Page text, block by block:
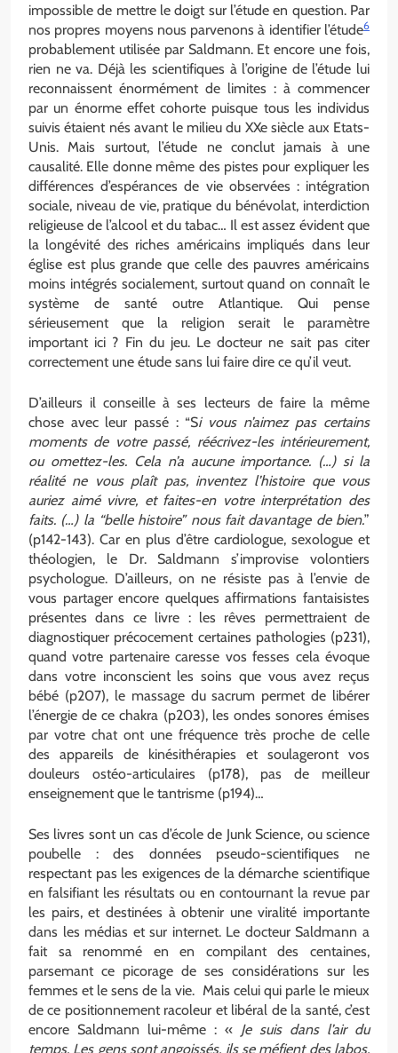
impossible de mettre le doigt sur l’étude en question. Par
nos propres moyens nous parvenons à identifier l’étude6
probablement utilisée par Saldmann. Et encore une fois,
rien ne va. Déjà les scientifiques à l’origine de l’étude lui
reconnaissent énormément de limites : à commencer
par un énorme effet cohorte puisque tous les individus
suivis étaient nés avant le milieu du XXe siècle aux Etats-
Unis. Mais surtout, l’étude ne conclut jamais à une
causalité. Elle donne même des pistes pour expliquer les
différences d’espérances de vie observées : intégration
sociale, niveau de vie, pratique du bénévolat, interdiction
religieuse de l’alcool et du tabac… Il est assez évident que
la longévité des riches américains impliqués dans leur
église est plus grande que celle des pauvres américains
moins intégrés socialement, surtout quand on connaît le
système de santé outre Atlantique. Qui pense
sérieusement que la religion serait le paramètre
important ici ? Fin du jeu. Le docteur ne sait pas citer
correctement une étude sans lui faire dire ce qu’il veut.
D’ailleurs il conseille à ses lecteurs de faire la même
chose avec leur passé : “Si vous n’aimez pas certains
moments de votre passé, réécrivez-les intérieurement,
ou omettez-les. Cela n’a aucune importance. (…) si la
réalité ne vous plaît pas, inventez l’histoire que vous
auriez aimé vivre, et faites-en votre interprétation des
faits. (…) la “belle histoire” nous fait davantage de bien.”
(p142-143). Car en plus d’être cardiologue, sexologue et
théologien, le Dr. Saldmann s’improvise volontiers
psychologue. D’ailleurs, on ne résiste pas à l’envie de
vous partager encore quelques affirmations fantaisistes
présentes dans ce livre : les rêves permettraient de
diagnostiquer précocement certaines pathologies (p231),
quand votre partenaire caresse vos fesses cela évoque
dans votre inconscient les soins que vous avez reçus
bébé (p207), le massage du sacrum permet de libérer
l’énergie de ce chakra (p203), les ondes sonores émises
par votre chat ont une fréquence très proche de celle
des appareils de kinésithérapies et soulageront vos
douleurs ostéo-articulaires (p178), pas de meilleur
enseignement que le tantrisme (p194)…
Ses livres sont un cas d’école de Junk Science, ou science
poubelle : des données pseudo-scientifiques ne
respectant pas les exigences de la démarche scientifique
en falsifiant les résultats ou en contournant la revue par
les pairs, et destinées à obtenir une viralité importante
dans les médias et sur internet. Le docteur Saldmann a
fait sa renommé en en compilant des centaines,
parsemant ce picorage de ses considérations sur les
femmes et le sens de la vie. Mais celui qui parle le mieux
de ce positionnement racoleur et libéral de la santé, c’est
encore Saldmann lui-même : « Je suis dans l’air du
temps. Les gens sont angoissés, ils se méfient des labos,